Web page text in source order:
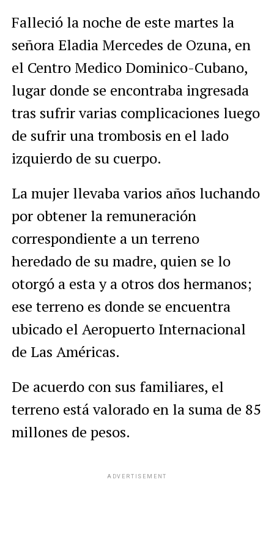
Falleció la noche de este martes la
señora Eladia Mercedes de Ozuna, en
el Centro Medico Dominico-Cubano,
lugar donde se encontraba ingresada
tras sufrir varias complicaciones luego
de sufrir una trombosis en el lado
izquierdo de su cuerpo.
La mujer llevaba varios años luchando
por obtener la remuneración
correspondiente a un terreno
heredado de su madre, quien se lo
otorgó a esta y a otros dos hermanos;
ese terreno es donde se encuentra
ubicado el Aeropuerto Internacional
de Las Américas.
De acuerdo con sus familiares, el
terreno está valorado en la suma de 85
millones de pesos.
ADVERTISEMENT